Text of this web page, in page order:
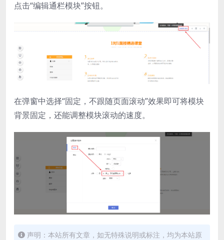
点击“编辑通栏模块”按钮。
在弹窗中选择“固定，不跟随页面滚动”效果即可将模块
背景固定，还能调整模块滚动的速度。
声明：本站所有文章，如无特殊说明或标注，均为本站原